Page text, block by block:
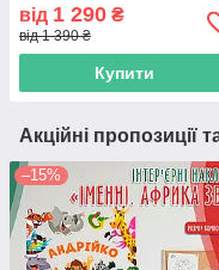
від 1 290 ₴
від 1 390 ₴
Купити
Акційні пропозиції
–15%